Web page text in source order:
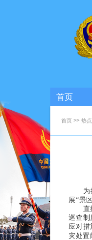
首页
首页 >>热
为提
展“景
直播
巡查制
应对措
灾处置